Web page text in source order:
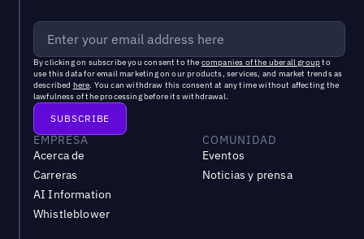
By clicking on subscribe you consent to the companies of the uberall groupto
use this data for email marketing on our products, services, and market trends as
described here. You can withdraw this consent at any time without affecting the
lawfulness of the processing before its withdrawal.
EMPRESA
Acerca de
Carreras
AI Information
Whistleblower
COMUNIDAD
Eventos
Noticias y prensa